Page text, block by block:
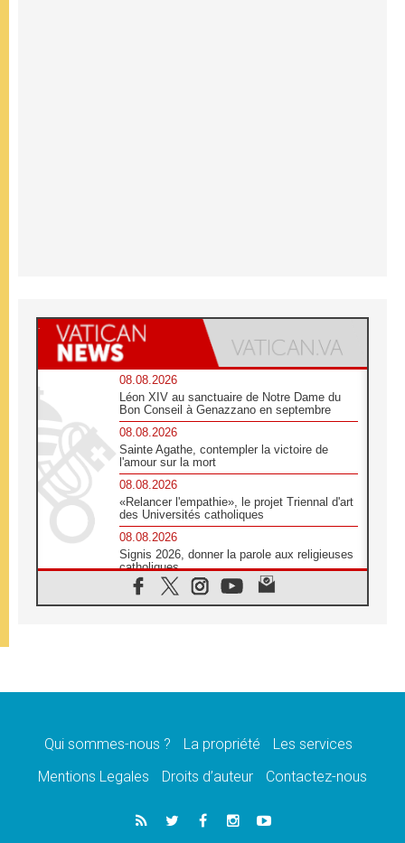
08.08.2026
Léon XIV au sanctuaire de Notre Dame du
Bon Conseil à Genazzano en septembre
08.08.2026
Sainte Agathe, contempler la victoire de
l'amour sur la mort
08.08.2026
«Relancer l'empathie», le projet Triennal d'art
des Universités catholiques
08.08.2026
Signis 2026, donner la parole aux religieuses
catholiques
08.08.2026
Au Bangladesh, l'Église accompagne les
07.08.2026
07.08.2026
le cardinal Parolin
En Colombie, «la paix ne s'achète pas avec
une signature»
Qui sommes-nous ? La propriété
Les services
Mentions Legales
Droits d’auteur Contactez-nous